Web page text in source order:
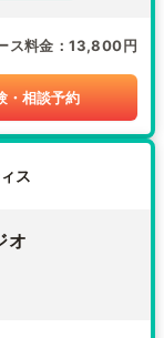
ス料金 13,800円
・相談予約
ス
オ